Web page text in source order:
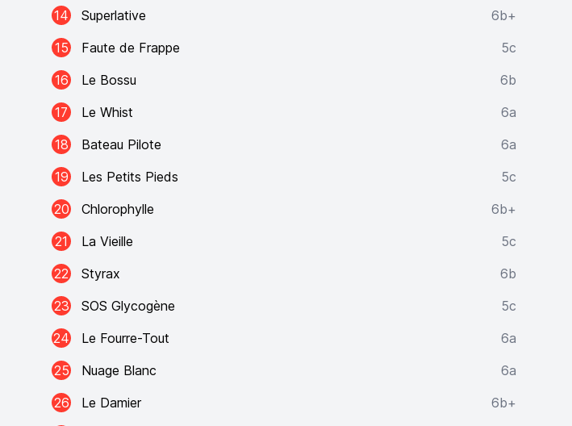
14
Superlative
6b+
15
Faute de Frappe
5c
16
Le Bossu
6b
17
Le Whist
6a
18
Bateau Pilote
6a
19
Les Petits Pieds
5c
20
Chlorophylle
6b+
21
La Vieille
5c
22
Styrax
6b
23
SOS Glycogène
5c
24
Le Fourre-Tout
6a
25
Nuage Blanc
6a
26
Le Damier
6b+